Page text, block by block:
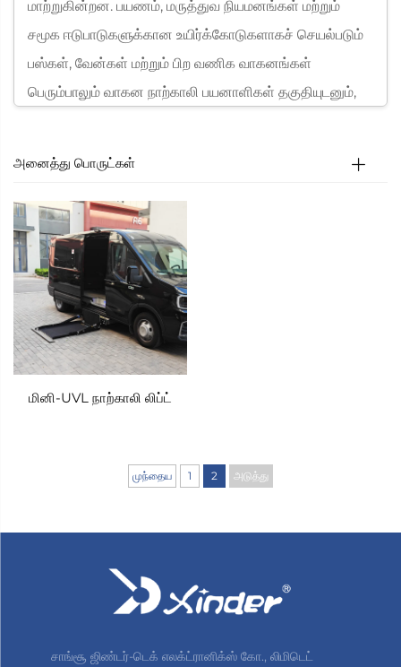
மாற்றுகின்றன. பயணம், மருத்துவ நியமனங்கள் மற்றும்
சமூக ஈடுபாடுகளுக்கான உயிர்க்கோடுகளாகச் செயல்படும்
பஸ்கள், வேன்கள் மற்றும் பிற வணிக வாகனங்கள்
பெரும்பாலும் வாகன நாற்காலி பயனாளிகள் தகுதியுடனும்,
தொடர்ந்து ஊக்குவிக்கிறது, இதனால் மில்லியன்
கணக்கான மக்கள் தங்கள் அன்றாட வாழ்வில் முழுமையாக
பங்கேற்க முடியாமல் போகிறார்கள். இந்த முக்கியமான
தேவையை சந்திக்க, Xindertech என்ற நிறுவனம் பஸ்கள்
மற்றும் வணிக வாகனங்களுக்காக மட்டுமே
வடிவமைக்கப்பட்ட வாகன நாற்காலி லிஃப்ட் தொடரை
உருவாக்கியுள்ளது. பாதுகாப்பு, திறமை மற்றும் சீரான
ஒருங்கிணைப்பை முன்னுரிமையாகக் கொண்டு, இந்த
உள்ளடக்கிய இடங்களாக மாற்றுகின்றன, அனைத்து
பயணிகளுக்கும் வாகனத்தின் செயல்பாடு மற்றும் வசதியை
சிந்தர்டெக் வீல்சீட் லிப்ட் தொடரின் முக்கிய அம்சமாக,
பஸ்கள் மற்றும் வணிக வாகனங்களின் பல்வேறு
அனைத்து பொருட்கள்
மினி-UVL நாற்காலி லிப்ட்
முந்தைய 1 2 அடுத்து
சாங்சூ ஜிண்டர்-டெக் எலக்ட்ரானிக்ஸ் கோ., லிமிடெட்